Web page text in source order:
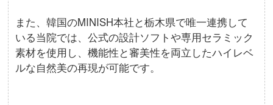
また、韓国のMINISH本社と栃木県で唯一連携して
いる当院では、公式の設計ソフトや専用セラミック
素材を使用し、機能性と審美性を両立したハイレベ
ルな自然美の再現が可能です。